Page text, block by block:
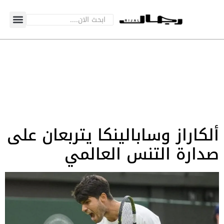
ألكاراز وسابالينكا يتربعان على
صدارة التنس العالمي